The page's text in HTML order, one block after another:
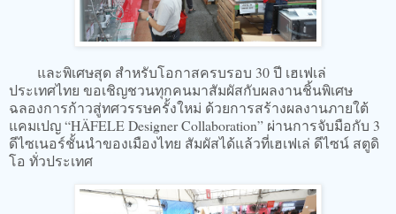
และพิเศษสุด สำหรับโอกาสครบรอบ 30 ปี เฮเฟเล่
ประเทศไทย ขอเชิญชวนทุกคนมาสัมผัสกับผลงานชิ้นพิเศษ
ฉลองการก้าวสู่ทศวรรษครั้งใหม่ ด้วยการสร้างผลงานภายใต้
แคมเปญ “HÄFELE Designer Collaboration” ผ่านการจับมือกับ 3
ดีไซเนอร์ชั้นนำของเมืองไทย สัมผัสได้แล้วที่เฮเฟเล่ ดีไซน์ สตูดิ
โอ ทั่วประเทศ